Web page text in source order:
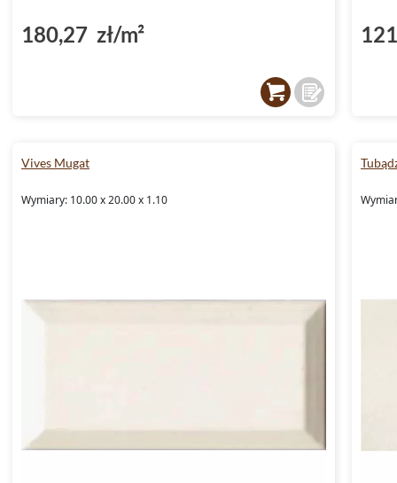
180,27 zł/m²
Vives Mugat
Wymiary: 10.00 x 20.00 x 1.10